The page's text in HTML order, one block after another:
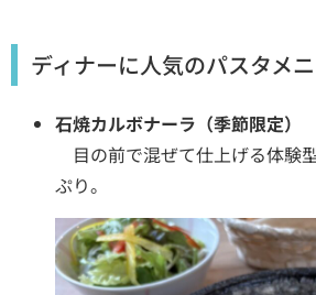
ディナーに人気のパスタメ
石焼カルボナーラ（季節限定）
目の前で混ぜて仕上げる体験
ぷり。